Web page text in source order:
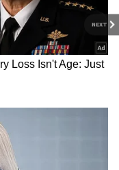
NEXT
இருக்கும்
நீலகிரி
படகு
இருந்து